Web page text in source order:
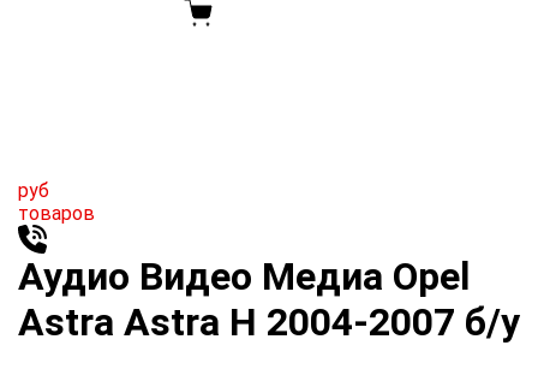
руб
товаров
Аудио Видео Медиа Opel
Astra Astra H 2004-2007 б/у